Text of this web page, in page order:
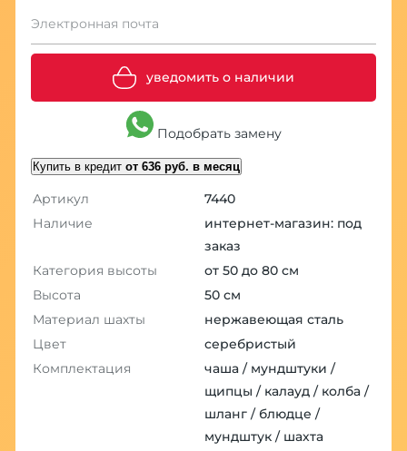
Электронная почта
уведомить о наличии
Подобрать замену
Купить в кредит от 636 руб. в месяц
Артикул
7440
Наличие
интернет-магазин: под
заказ
Категория высоты
от 50 до 80 см
Высота
50 см
Материал шахты
нержавеющая сталь
Цвет
серебристый
Комплектация
чаша / мундштуки /
щипцы / калауд / колба /
шланг / блюдце /
мундштук / шахта